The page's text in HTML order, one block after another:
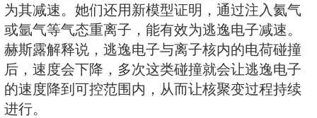
果核聚变反应堆出现问题，整个过
止，温度也会逐渐下降，不会对周
险。而且核聚变所需要的燃料很轻
也是普通的海水。